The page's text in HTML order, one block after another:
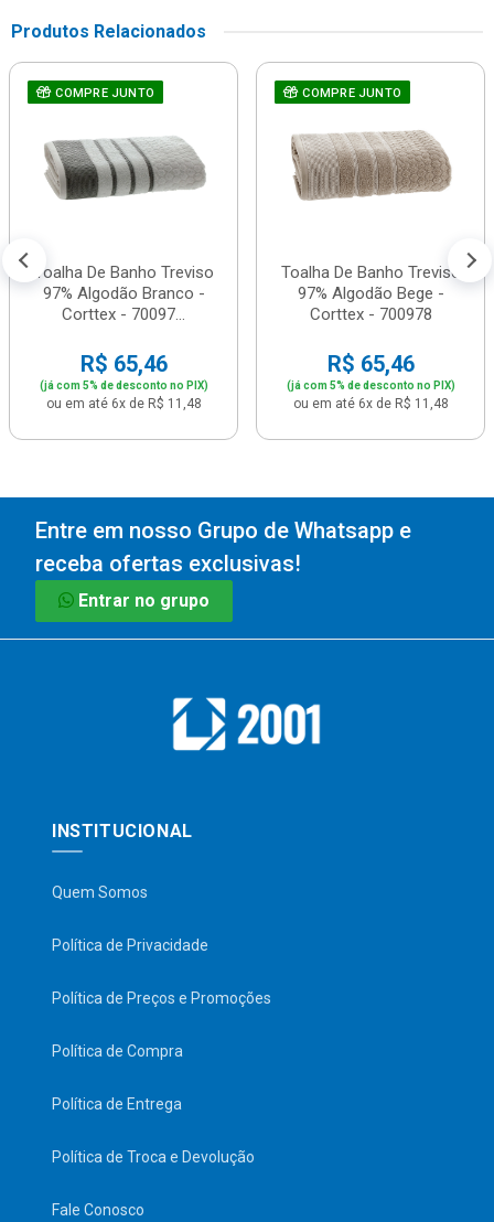
Produtos Relacionados
COMPRE JUNTO
Toalha De Banho Treviso
97% Algodão Branco -
Corttex - 70097...
R$ 65,46
(já com 5% de desconto no PIX)
ou em até 6x de R$ 11,48
COMPRE JUNTO
Toalha De Banho Treviso
97% Algodão Bege -
Corttex - 700978
R$ 65,46
(já com 5% de desconto no PIX)
ou em até 6x de R$ 11,48
Entre em nosso Grupo de Whatsapp e
receba ofertas exclusivas!
Entrar no grupo
INSTITUCIONAL
Quem Somos
Política de Privacidade
Política de Preços e Promoções
Política de Compra
Política de Entrega
Política de Troca e Devolução
Fale Conosco